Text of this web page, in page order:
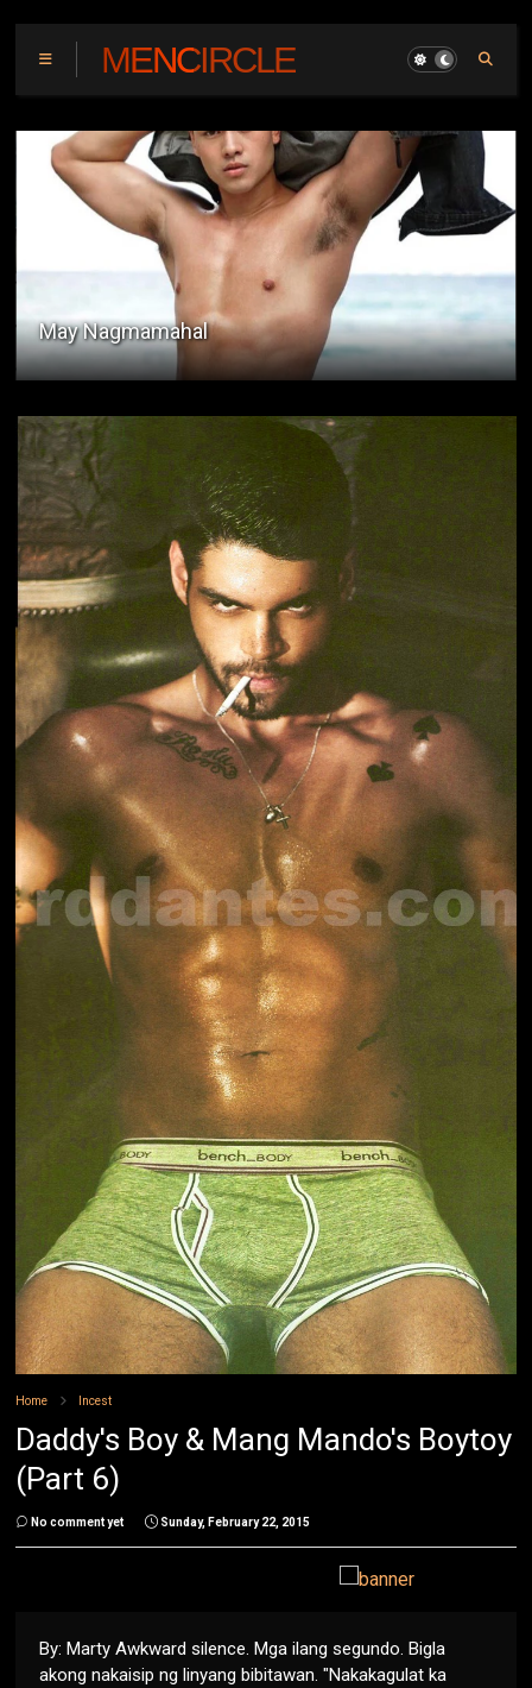
MENCIRCLE
Sabik si Mona
Home Incest
Daddy's Boy & Mang Mando's Boytoy
(Part 6)
No comment yet Sunday, February 22, 2015
By: Marty Awkward silence. Mga ilang segundo. Bigla
akong nakaisip ng linyang bibitawan. "Nakakagulat ka